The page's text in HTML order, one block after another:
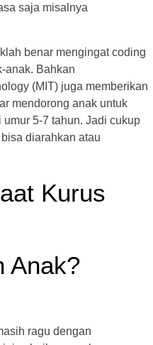
saja misalnya
benar mengingat coding
anak. Bahkan
(MIT) juga memberikan
mendorong anak untuk
5-7 tahun. Jadi cukup
diarahkan atau
Kurus
Anak?
ragu dengan